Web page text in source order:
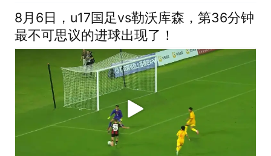
8月6日，u17国足vs勒沃库森，第36分钟
最不可思议的进球出现了！